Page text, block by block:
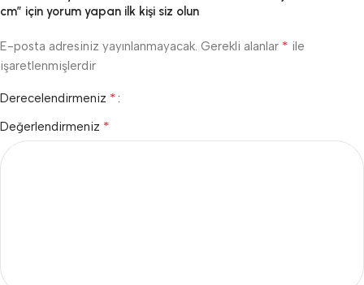
cm” için yorum yapan ilk kişi siz olun
E-posta adresiniz yayınlanmayacak. Gerekli alanlar * ile
işaretlenmişlerdir
Derecelendirmeniz *
Değerlendirmeniz *